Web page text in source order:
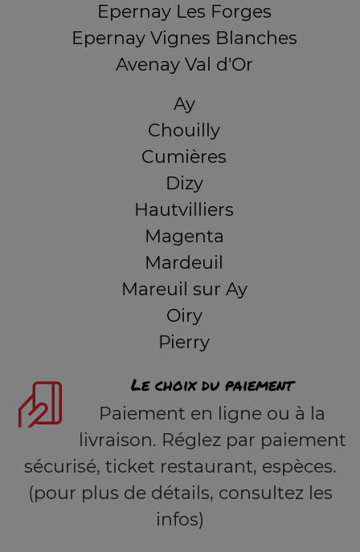
Epernay Les Forges
Epernay Vignes Blanches
Avenay Val d'Or
Ay
Chouilly
Cumières
Dizy
Hautvilliers
Magenta
Mardeuil
Mareuil sur Ay
Oiry
Pierry
Le choix du paiement
Paiement en ligne ou à la
livraison. Réglez par paiement
sécurisé, ticket restaurant, espèces.
(pour plus de détails, consultez les
infos)